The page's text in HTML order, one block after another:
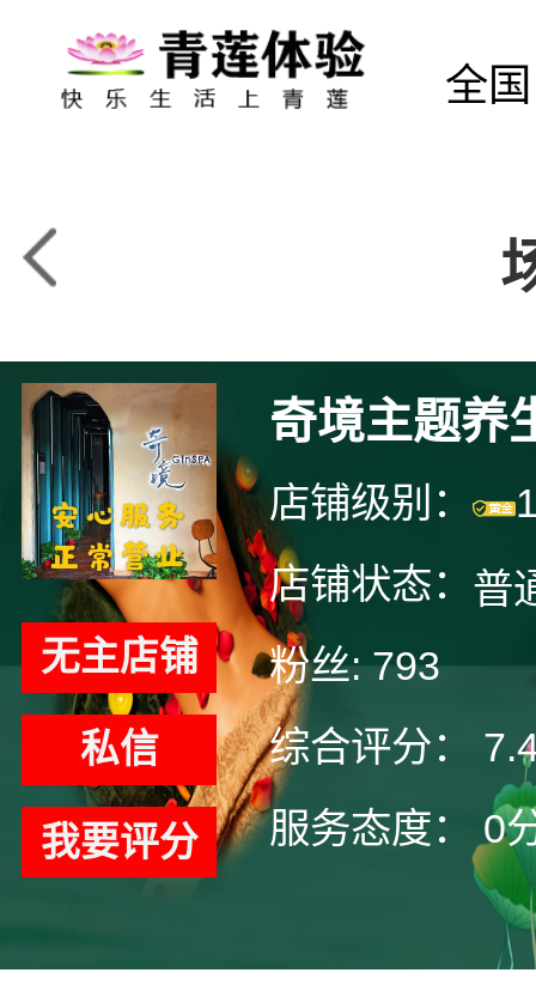
全国
无主店铺
私信
我要评分
奇境主题养
店铺级别：
店铺状态： 普
粉丝: 793
综合评分：
服务态度：
0